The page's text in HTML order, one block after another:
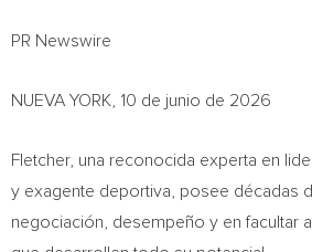
PR Newswire
NUEVA YORK, 10 de junio de 2026
Fletcher, una reconocida experta en
y exagente deportiva, posee décadas
negociación, desempeño y en facultar